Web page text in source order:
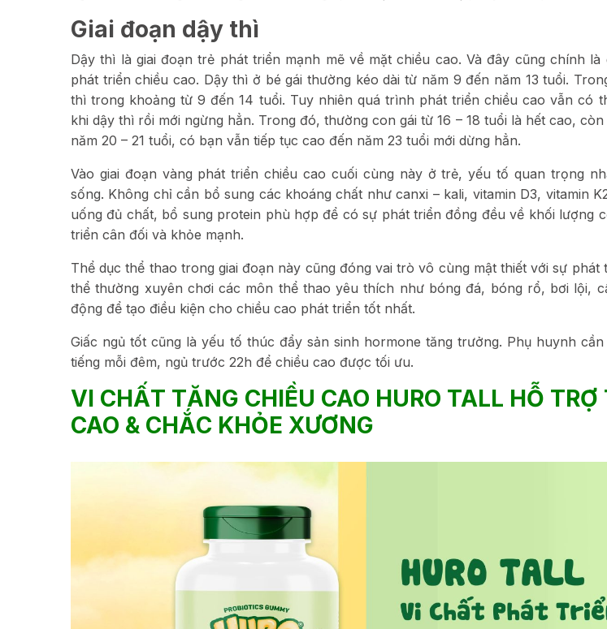
Giai đoạn dậy thì
Dậy thì là giai đoạn trẻ phát triển mạnh mẽ về mặt chiều cao. Và đây cũng chính
phát triển chiều cao. Dậy thì ở bé gái thường kéo dài từ năm 9 đến năm 13 tuổi.
thì trong khoảng từ 9 đến 14 tuổi. Tuy nhiên quá trình phát triển chiều cao vẫn có
khi dậy thì rồi mới ngừng hẳn. Trong đó, thường con gái từ 16 – 18 tuổi là hết cao,
năm 20 – 21 tuổi, có bạn vẫn tiếp tục cao đến năm 23 tuổi mới dừng hẳn.
Vào giai đoạn vàng phát triển chiều cao cuối cùng này ở trẻ, yếu tố quan trọng
sống. Không chỉ cần bổ sung các khoáng chất như canxi – kali, vitamin D3, vitamin
uống đủ chất, bổ sung protein phù hợp để có sự phát triển đồng đều về khối lượng
triển cân đối và khỏe mạnh.
Thể dục thể thao trong giai đoạn này cũng đóng vai trò vô cùng mật thiết với sự phát
thể thường xuyên chơi các môn thể thao yêu thích như bóng đá, bóng rổ, bơi lội,
động để tạo điều kiện cho chiều cao phát triển tốt nhất.
Giấc ngủ tốt cũng là yếu tố thúc đẩy sản sinh hormone tăng trưởng. Phụ huynh
tiếng mỗi đêm, ngủ trước 22h để chiều cao được tối ưu.
VI CHẤT TĂNG CHIỀU CAO HURO TALL HỖ TRỢ
CAO & CHẮC KHỎE XƯƠNG